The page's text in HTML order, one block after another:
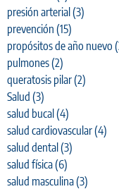
presión arterial (3)
prevención (15)
propósitos de año nuevo
pulmones(2)
queratosis pilar(2)
Salud (3)
salud bucal (4)
salud cardiovascular(4)
salud dental (3)
salud física(6)
salud masculina(3)